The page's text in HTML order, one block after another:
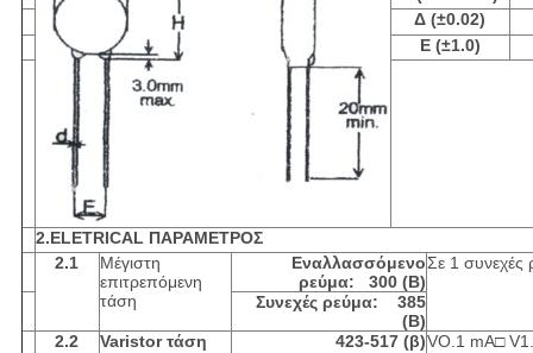
Δ (±0.02)
Ε (±1.0)
2.ELETRICAL ΠΑΡΑΜΕΤΡΟΣ
2.1
Μέγιστη
επιτρεπόμενη
τάση
Εναλλασσόμενο
ρεύμα: 300 (Β)
Σε 1 συνεχές
Συνεχές ρεύμα: 385
(Β)
2.2
Varistor τάση 423-517 (β)VO.1 mA□